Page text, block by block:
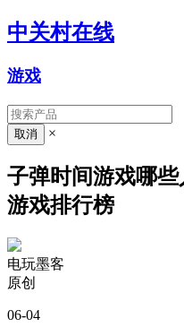
中关村在线
游戏
×
子弹时间游戏哪
游戏排行榜
电玩墨客
原创
06-04